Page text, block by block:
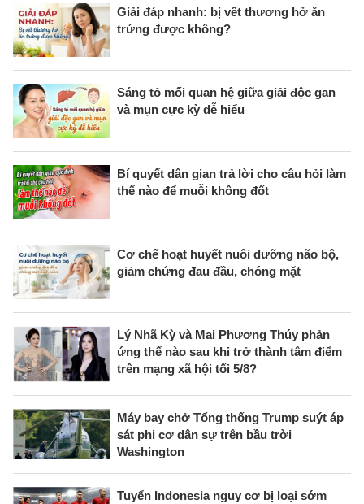
Giải đáp nhanh: bị vết thương hở ăn
trứng được không?
Sáng tỏ mối quan hệ giữa giải độc gan
và mụn cực kỳ dễ hiểu
Bí quyết dân gian trả lời cho câu hỏi làm
thế nào để muỗi không đốt
Cơ chế hoạt huyết nuôi dưỡng não bộ,
giảm chứng đau đầu, chóng mặt
Lý Nhã Kỳ và Mai Phương Thúy phản
ứng thế nào sau khi trở thành tâm điểm
trên mạng xã hội tối 5/8?
Máy bay chở Tổng thống Trump suýt áp
sát phi cơ dân sự trên bầu trời
Washington
Tuyển Indonesia nguy cơ bị loại sớm